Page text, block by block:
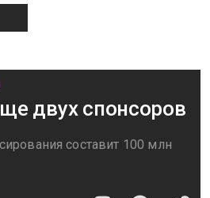
двух спонсоров
составит 100 млн